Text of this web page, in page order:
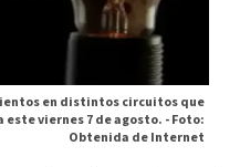
en distintos circuitos que
viernes 7 de agosto. -Foto:
Obtenida de Internet